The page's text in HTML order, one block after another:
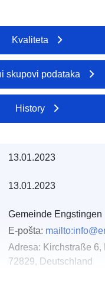
Kvaliteta
skupovi podataka
History
13.01.2023
13.01.2023
Gemeinde Engstingen
E-pošta:
Adresa: Kirchstraße 6,
72829, Deutschland